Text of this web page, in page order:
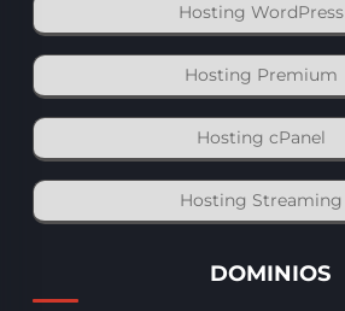
Hosting WordPress
Hosting Premium
Hosting cPanel
Hosting Streaming
DOMINIOS